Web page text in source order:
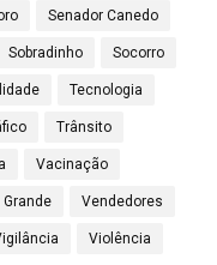
Senador Canedo
Sobradinho Socorro
Tecnologia
Trânsito
Vacinação
Vendedores
Violência